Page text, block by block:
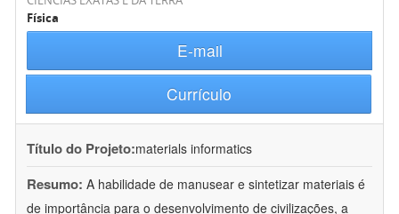
Física
E-mail
Currículo
Título do Projeto:materials informatics
Resumo: A habilidade de manusear e sintetizar materiais é
de importância para o desenvolvimento de civilizações, a